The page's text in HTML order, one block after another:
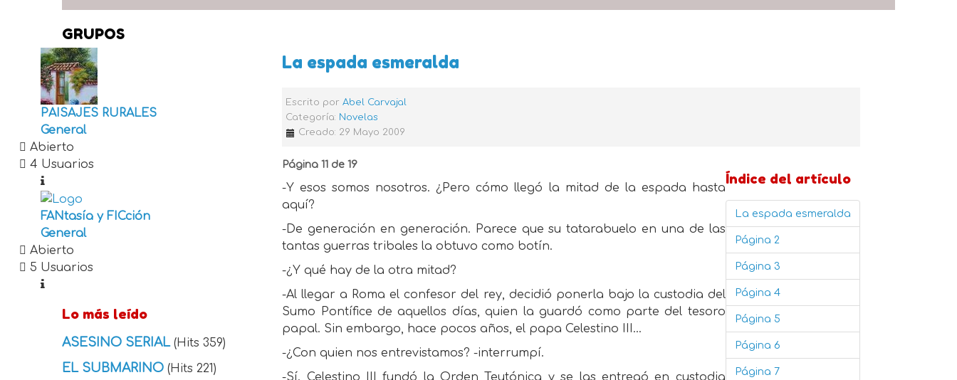
La espada esmeralda
Escrito porAbel Carvajal
Categoría: Novelas
Creado: 29 Mayo 2009
Índice del artículo
La espada esmeralda
Página 2
Página 3
Página 4
Página 5
Página 6
Página 7
Página 11 de 19
-Y esos somos nosotros. ¿Pero cómo llegó la mitad de la espada hasta
aquí?
-De generación en generación. Parece que su tatarabuelo en una de las
tantas guerras tribales la obtuvo como botín.
-¿Y qué hay de la otra mitad?
-Al llegar a Roma el confesor del rey, decidió ponerla bajo la custodia del
Sumo Pontífice de aquellos días, quien la guardó como parte del tesoro
papal. Sin embargo, hace pocos años, el papa Celestino III...
-¿Con quien nos entrevistamos? -interrumpí.
-Sí. Celestino III fundó la Orden Teutónica y se las entregó en custodia
GRUPOS
PAISAJES RURALES
General
Abierto
4 Usuarios
FANtasía y FICción
General
Abierto
5 Usuarios
Lo más leído
ASESINO SERIAL (Hits 359)
EL SUBMARINO (Hits 221)